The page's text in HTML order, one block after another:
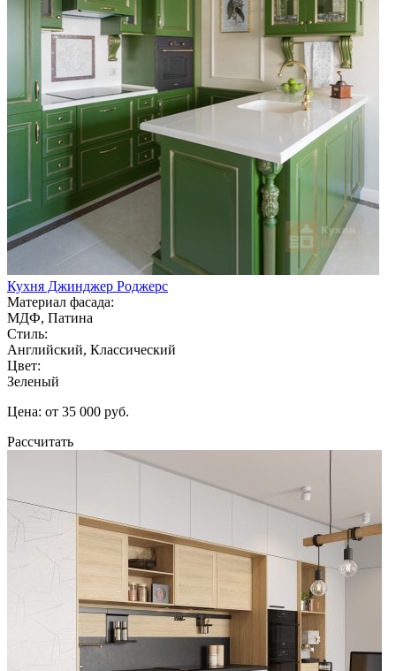
Кухня Джинджер Роджерс
Материал фасада:
МДФ, Патина
Стиль:
Английский, Классический
Цвет:
Зеленый
Цена: от 35 000 руб.
Рассчитать